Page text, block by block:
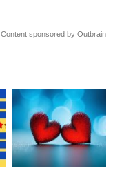
Content sponsored by Outbrain